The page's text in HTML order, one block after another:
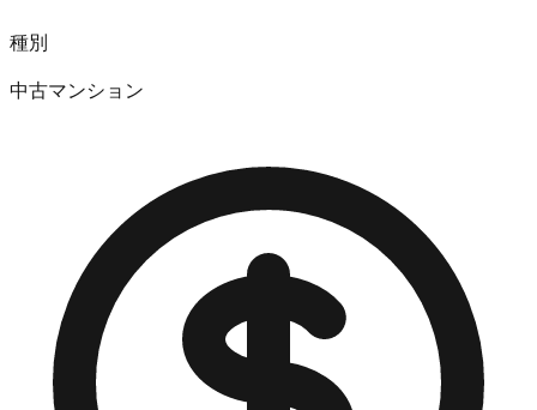
種別
中古マンション